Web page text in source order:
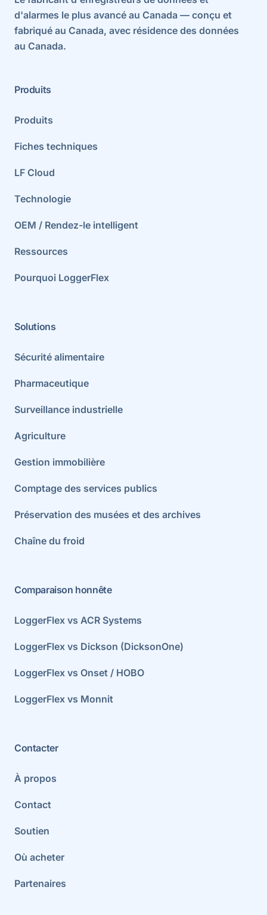
d'alarmes le plus avancé au Canada — conçu et
fabriqué au Canada, avec résidence des données
au Canada.
Produits
Produits
Fiches techniques
LF Cloud
Technologie
OEM / Rendez-le intelligent
Ressources
Pourquoi LoggerFlex
Solutions
Sécurité alimentaire
Pharmaceutique
Surveillance industrielle
Agriculture
Gestion immobilière
Comptage des services publics
Préservation des musées et des archives
Chaîne du froid
Comparaison honnête
LoggerFlex vs ACR Systems
LoggerFlex vs Dickson (DicksonOne)
LoggerFlex vs Onset / HOBO
LoggerFlex vs Monnit
Contacter
À propos
Contact
Soutien
Où acheter
Partenaires